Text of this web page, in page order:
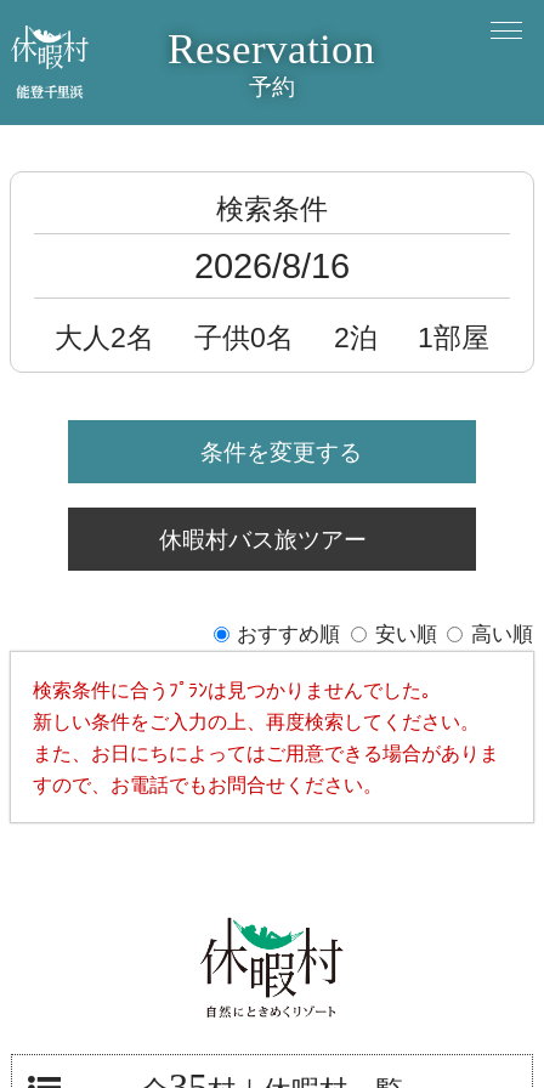
Reservation
予約
検索条件
2026/8/16
大人2名 子供0名 2泊 1部屋
条件を変更する
休暇村バス旅ツアー
おすすめ順 安い順 高い順
検索条件に合うﾌﾟﾗﾝは見つかりませんでした｡
新しい条件をご入力の上、再度検索してください。
また、お日にちによってはご用意できる場合がありま
すので、お電話でもお問合せください。